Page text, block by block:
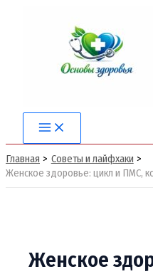
Main
Menu
Главная
Советы и лайфхаки
Женское здоровье: цикл и ПМС,
Женское